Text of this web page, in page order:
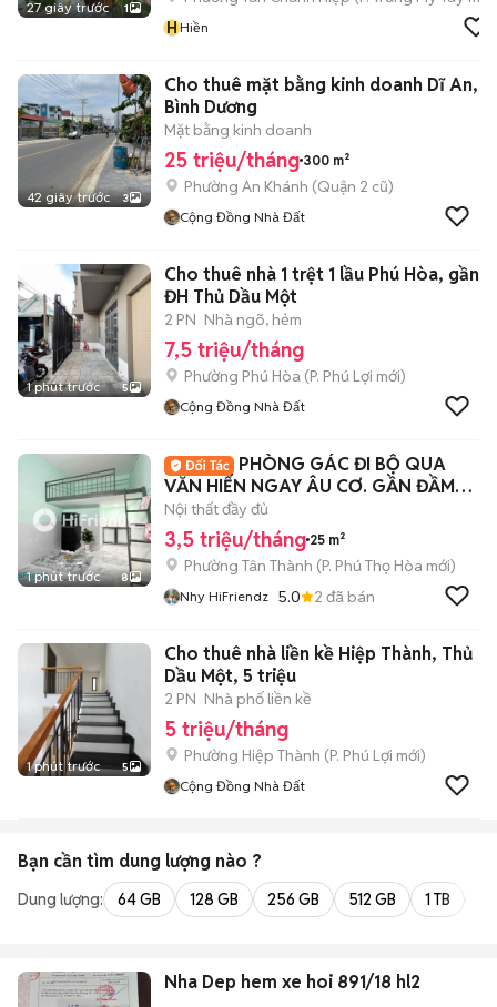
27 giây trước 1
HHiền
42 giây trước 3
Cho thuê mặt bằng kinh doanh Dĩ An,
Bình Dương
Mặt bằng kinh doanh
25 triệu/tháng 300 m²
Phường An Khánh (Quận 2 cũ)
Cộng Đồng Nhà Đất
1 phút trước 5
Cho thuê nhà 1 trệt 1 lầu Phú Hòa, gần
ĐH Thủ Dầu Một
2 PN Nhà ngõ, hẻm
7,5 triệu/tháng
Phường Phú Hòa (P. Phú Lợi mới)
Cộng Đồng Nhà Đất
1 phút trước 8
PHÒNG GÁC ĐI BỘ QUA
VĂN HIẾN NGAY ÂU CƠ. GẦN ĐẦM
SEN, Q10, Q5, Q11
Nội thất đầy đủ
3,5 triệu/tháng 25 m²
Phường Tân Thành (P. Phú Thọ Hòa mới)
Nhy HiFriendz 5.0 2 đã bán
1 phút trước 5
Cho thuê nhà liền kề Hiệp Thành, Thủ
Dầu Một, 5 triệu
2 PN Nhà phố liền kề
5 triệu/tháng
Phường Hiệp Thành (P. Phú Lợi mới)
Cộng Đồng Nhà Đất
Bạn cần tìm dung lượng nào ?
Dung lượng: 64 GB 128 GB 256 GB 512 GB 1 TB
Nha Dep hem xe hoi 891/18 hl2